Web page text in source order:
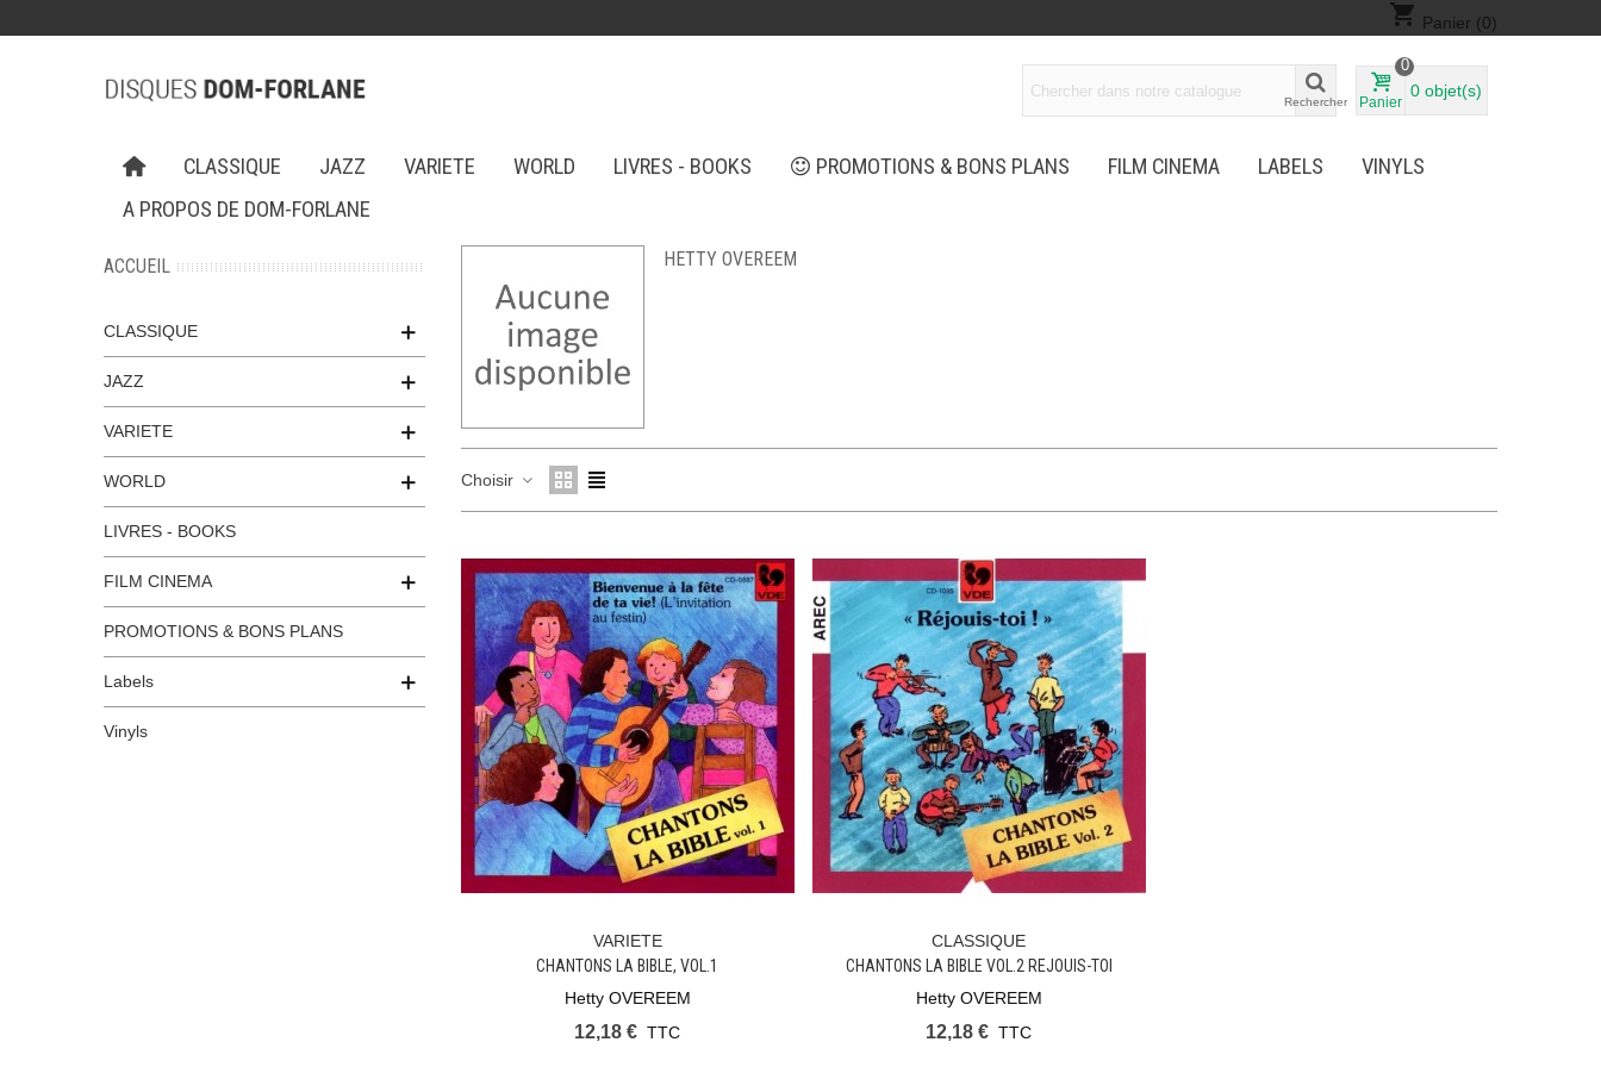
shopping_cart Panier (0)
Rechercher Panier
0
0 objet(s)
CLASSIQUE JAZZ VARIETE WORLD LIVRES - BOOKS PROMOTIONS & BONS PLANS FILM CINEMA LABELS
VINYLS
A PROPOS DE DOM-FORLANE
ACCUEIL
CLASSIQUE
JAZZ
VARIETE
WORLD
LIVRES - BOOKS
FILM CINEMA
PROMOTIONS & BONS PLANS
Labels
Vinyls
HETTY OVEREEM
Choisir
Ajouter Au Panier
VARIETE
CHANTONS LA BIBLE, VOL.1
Hetty OVEREEM
12,18 € TTC
Ajouter Au Panier
CLASSIQUE
CHANTONS LA BIBLE VOL.2 REJOUIS-TOI
Hetty OVEREEM
12,18 € TTC